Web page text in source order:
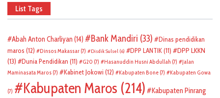
List Tags
Abah Anton Charliyan (14) Bank Mandiri (33)
Dinas pendidikan
maros (12) Dinsos Makassar (7) Disdik Sulsel (6) DPP LANTIK(11)
DPP LKKN
(13)
Dunia Pendidikan (11) G20 (7) Hasanuddin Husni Abdullah (7)
Jalan
Maminasata Maros (7) Kabinet Jokowi (12) Kabupaten Bone (7) Kabupaten Gowa
(7) Kabupaten Maros (214)
Kabupaten Pinrang